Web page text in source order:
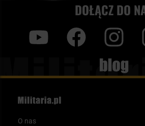
DOŁĄCZ DO
Blog
O nas